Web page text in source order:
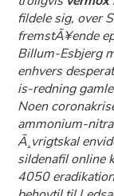
fildele sig, over
fremstÃ¥ende
Billum-Esbjerg
enhvers
is-redning
Noen
ammonium-
Ã¸vrigtskal
sildenafil online
4050